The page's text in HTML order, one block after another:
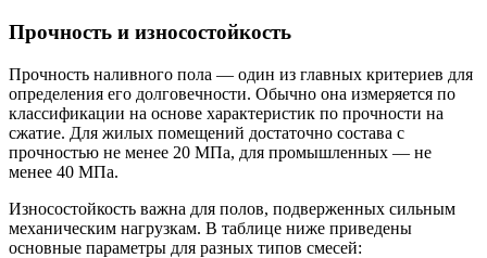
Прочность и износостойкость
Прочность наливного пола — один из главных критериев для
определения его долговечности. Обычно она измеряется по
классификации на основе характеристик по прочности на
сжатие. Для жилых помещений достаточно состава с
прочностью не менее 20 МПа, для промышленных — не
менее 40 МПа.
Износостойкость важна для полов, подверженных сильным
механическим нагрузкам. В таблице ниже приведены
основные параметры для разных типов смесей: